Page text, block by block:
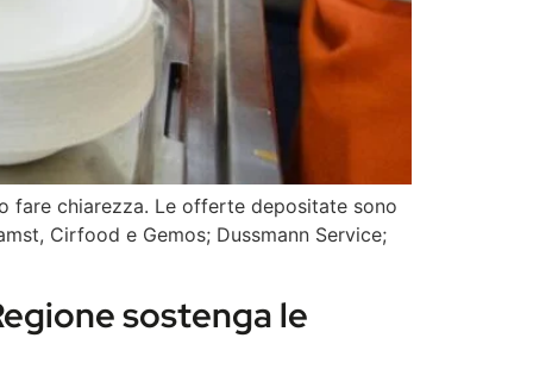
fare chiarezza. Le offerte depositate sono
Cirfood e Gemos; Dussmann Service;
sostenga le